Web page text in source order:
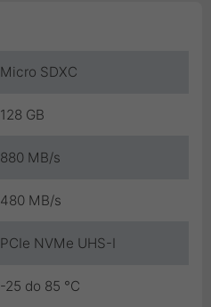
Micro SDXC
128 GB
880 MB/s
480 MB/s
PCIe NVMe UHS-I
-25 do 85 °C